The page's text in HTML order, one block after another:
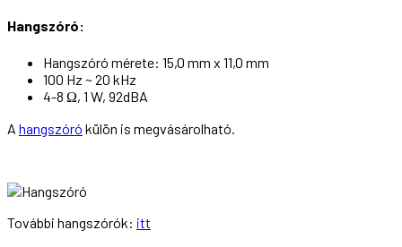
Hangszóró:
Hangszóró mérete: 15,0 mm x 11,0 mm
100 Hz ~ 20 kHz
4-8 Ω, 1 W, 92dBA
A hangszóró külön is megvásárolható.
További hangszórók: itt